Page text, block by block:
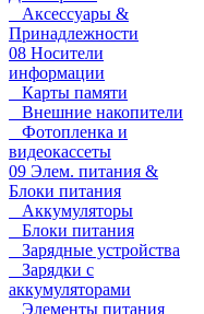
Аксессуары &
Принадлежности
08 Носители
информации
Карты памяти
Внешние накопители
Фотопленка и
видеокассеты
09 Элем. питания &
Блоки питания
Аккумуляторы
Блоки питания
Зарядные устройства
Зарядки с
аккумуляторами
Элементы питания